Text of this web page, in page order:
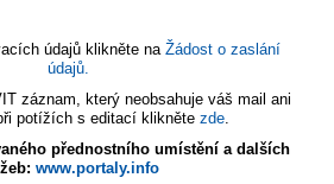
údajů klikněte na Žádost o zaslání
údajů.
záznam, který neobsahuje váš mail ani
potížích s editací klikněte zde.
přednostního umístění a dalších
www.portaly.info